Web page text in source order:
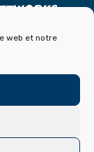
web et notre
ROMEU